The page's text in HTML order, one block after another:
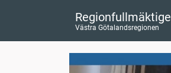
Regionfullmäktige
Västra Götalandsregionen